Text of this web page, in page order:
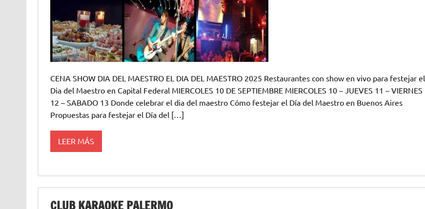
CENA SHOW DIA DEL MAESTRO EL DIA DEL MAESTRO 2025 Restaurantes con show en vivo para festejar el
Dia del Maestro en Capital Federal MIERCOLES 10 DE SEPTIEMBRE MIERCOLES 10 – JUEVES 11 – VIERNES
12 – SABADO 13 Donde celebrar el dia del maestro Cómo festejar el Día del Maestro en Buenos Aires
Propuestas para festejar el Día del […]
LEER MÁS
CLUB KARAOKE PALERMO